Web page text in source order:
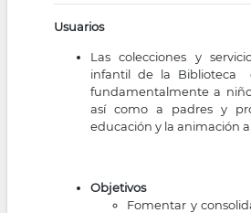
Usuarios
Las colecciones y
infantil de la Biblioteca
fundamentalmente a
así como a padres y
educación y la animación a
Objetivos
Fomentar y